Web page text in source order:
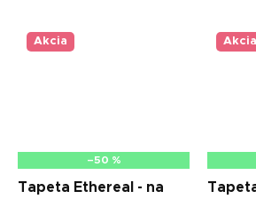
Akcia
–50 %
Tapeta Ethereal - na
Akcia